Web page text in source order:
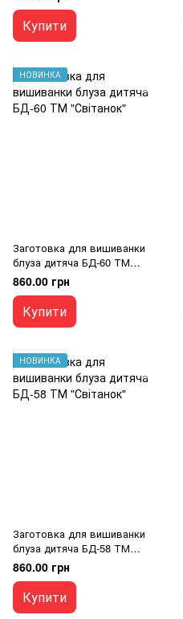
Купити
НОВИНКА
Заготовка для вишиванки
блуза дитяча БД-60 ТМ
"Світанок"
860.00 грн
Купити
НОВИНКА
Заготовка для вишиванки
блуза дитяча БД-58 ТМ
"Світанок"
860.00 грн
Купити